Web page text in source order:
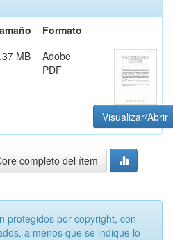
Formato
MB
Adobe
PDF
Visualizar/Abrir
completo del ítem
protegidos por copyright, con
a menos que se indique lo